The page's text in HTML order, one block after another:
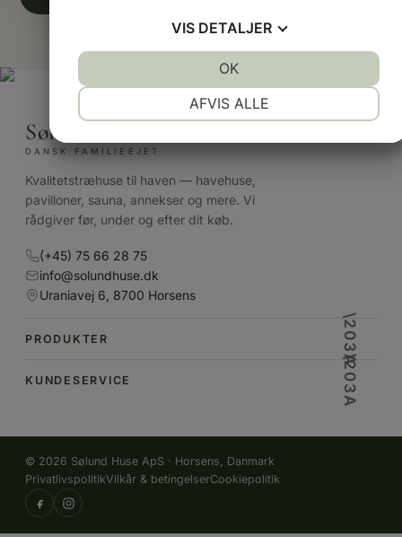
Sølund Huse
DANSK FAMILIEEJET
Kvalitetstræhuse til haven — havehuse,
pavilloner, sauna, annekser og mere. Vi
rådgiver før, under og efter dit køb.
(+45) 75 66 28 75
info@solundhuse.dk
Uraniavej 6, 8700 Horsens
PRODUKTER
KUNDESERVICE
© 2026 Sølund Huse ApS · Horsens, Danmark
PrivatlivspolitikVilkår & betingelserCookiepolitik
VIS DETALJER
MARKETING
AFVIS ALLE
OK